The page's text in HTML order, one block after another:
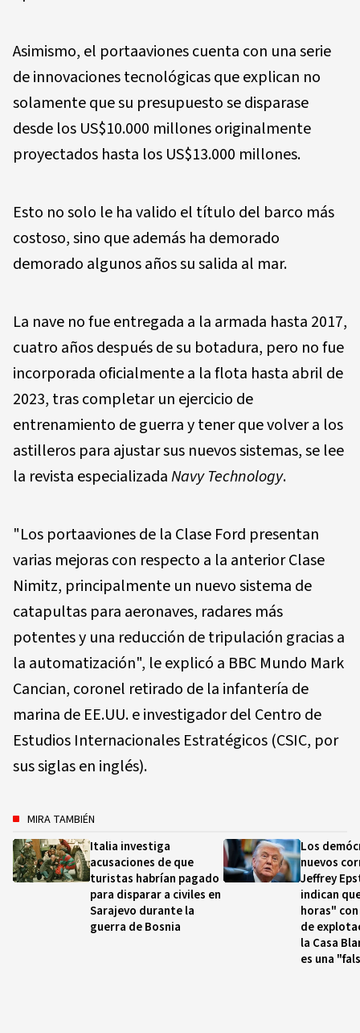
Asimismo, el portaaviones cuenta con una serie
de innovaciones tecnológicas que explican no
solamente que su presupuesto se disparase
desde los US$10.000 millones originalmente
proyectados hasta los US$13.000 millones.
Esto no solo le ha valido el título del barco más
costoso, sino que además ha demorado
demorado algunos años su salida al mar.
La nave no fue entregada a la armada hasta 2017,
cuatro años después de su botadura, pero no fue
incorporada oficialmente a la flota hasta abril de
2023, tras completar un ejercicio de
entrenamiento de guerra y tener que volver a los
astilleros para ajustar sus nuevos sistemas, se lee
la revista especializadaNavy Technology.
"Los portaaviones de la Clase Ford presentan
varias mejoras con respecto a la anterior Clase
Nimitz, principalmente un nuevo sistema de
catapultas para aeronaves, radares más
potentes y una reducción de tripulación gracias a
la automatización", le explicó a BBC Mundo Mark
Cancian, coronel retirado de la infantería de
marina de EE.UU. e investigador del Centro de
Estudios Internacionales Estratégicos (CSIC, por
sus siglas en inglés).
MIRA TAMBIÉN
Italia investiga
acusaciones de que
turistas habrían pagado
para disparar a civiles en
Sarajevo durante la
guerra de Bosnia
Los
nuevos
Jeffrey
indican
horas"
de
la Casa
es una